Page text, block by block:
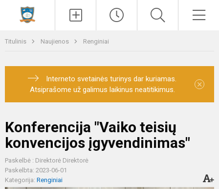
Titulinis Naujienos Renginiai
Interneto svetainės turinys dar kuriamas.
Atsiprašome už galimus laikinus neatitikimus.
×
Konferencija "Vaiko teisių
konvencijos įgyvendinimas"
Paskelbė : Direktorė Direktorė
Paskelbta: 2023-06-01
Kategorija: Renginiai